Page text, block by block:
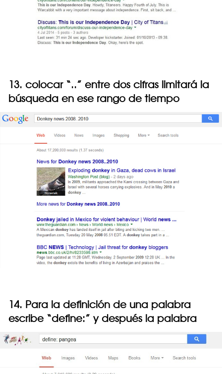
13. colocar “..” entre dos cifras limitará la
búsqueda en ese rango de tiempo
14. Para la definición de una palabra
escribe “define:” y después la palabra